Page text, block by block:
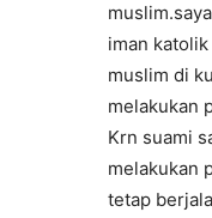
iman
muslim di
melakukan
Krn suami
melakukan
tetap